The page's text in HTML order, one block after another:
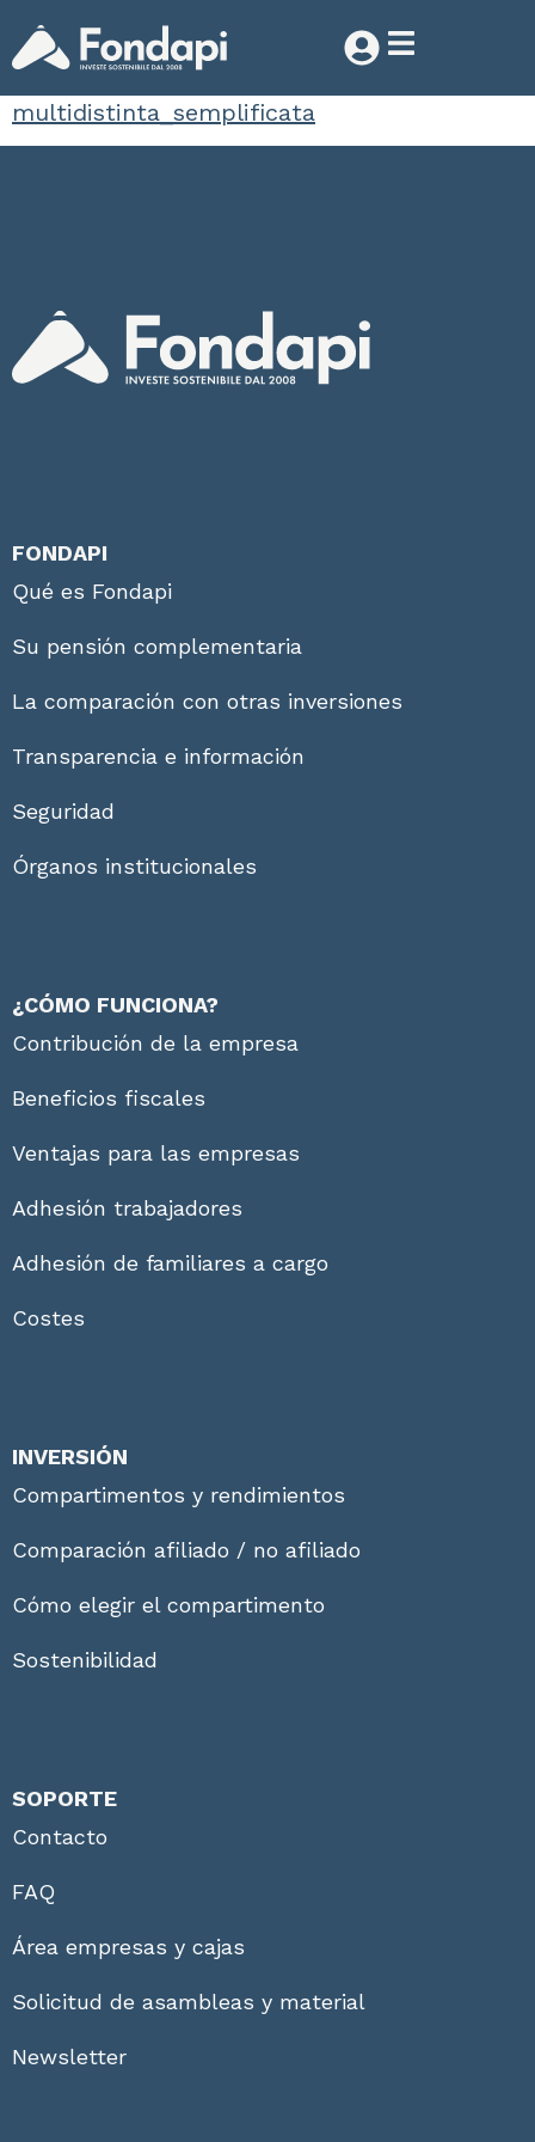
multidistinta_semplificata
FONDAPI
Qué es Fondapi
Su pensión complementaria
La comparación con otras inversiones
Transparencia e información
Seguridad
Órganos institucionales
¿CÓMO FUNCIONA?
Contribución de la empresa
Beneficios fiscales
Ventajas para las empresas
Adhesión trabajadores
Adhesión de familiares a cargo
Costes
INVERSIÓN
Compartimentos y rendimientos
Comparación afiliado / no afiliado
Cómo elegir el compartimento
Sostenibilidad
SOPORTE
Contacto
FAQ
Área empresas y cajas
Solicitud de asambleas y material
Newsletter